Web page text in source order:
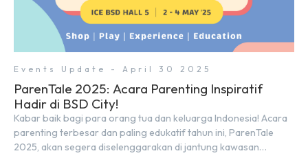
Events Update - April 30 2025
ParenTale 2025: Acara Parenting Inspiratif
Hadir di BSD City!
Kabar baik bagi para orang tua dan keluarga Indonesia! Acara
parenting terbesar dan paling edukatif tahun ini, ParenTale
2025, akan segera diselenggarakan di jantung kawasan